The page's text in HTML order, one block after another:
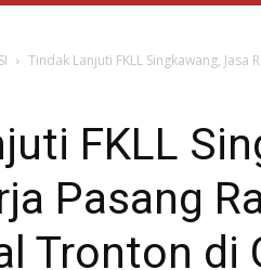
Tindak Lanjuti FKLL Singkawang,
FKLL
Pasang
Tronton di